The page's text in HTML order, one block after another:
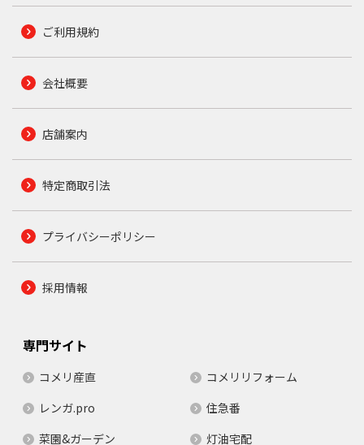
ご利用規約
会社概要
店舗案内
特定商取引法
プライバシーポリシー
採用情報
専門サイト
コメリ産直
コメリリフォーム
レンガ.pro
住急番
菜園&ガーデン
灯油宅配